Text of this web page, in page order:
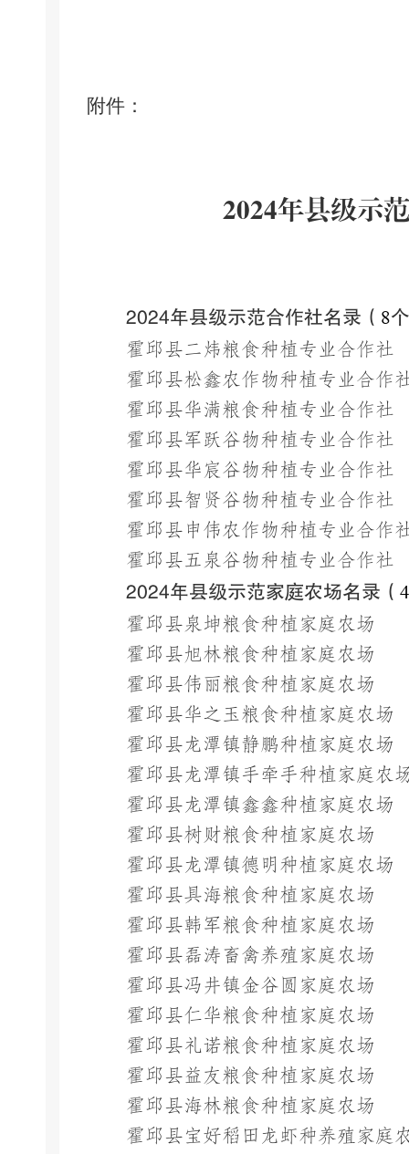
附件：
2024年县级示范
2024年县级示范合作社名录（ 8
霍邱县二炜粮食种植专业合作社
霍邱县松鑫农作物种植专业合作
霍邱县华满粮食种植专业合作社
霍邱县军跃谷物种植专业合作社
霍邱县华宸谷物种植专业合作社
霍邱县智贤谷物种植专业合作社
霍邱县申伟农作物种植专业合作
霍邱县五泉谷物种植专业合作社
2024年县级示范家庭农场名录（
霍邱县泉坤粮食种植家庭农场
霍邱县旭林粮食种植家庭农场
霍邱县伟丽粮食种植家庭农场
霍邱县华之玉粮食种植家庭农场
霍邱县龙潭镇静鹏种植家庭农场
霍邱县龙潭镇手牵手种植家庭农
霍邱县龙潭镇鑫鑫种植家庭农场
霍邱县树财粮食种植家庭农场
霍邱县龙潭镇德明种植家庭农场
霍邱县具海粮食种植家庭农场
霍邱县韩军粮食种植家庭农场
霍邱县磊涛畜禽养殖家庭农场
霍邱县冯井镇金谷圆家庭农场
霍邱县仁华粮食种植家庭农场
霍邱县礼诺粮食种植家庭农场
霍邱县益友粮食种植家庭农场
霍邱县海林粮食种植家庭农场
霍邱县宝好稻田龙虾种养殖家庭